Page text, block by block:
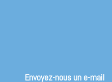
Envoyez-nous un e-mail